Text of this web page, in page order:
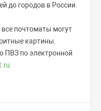
до городов в России.
почтоматы могут
картины.
ПВЗ по электронной